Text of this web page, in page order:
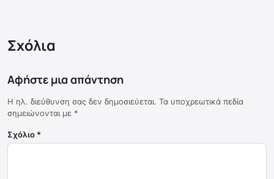
Σχόλια
Αφήστε μια απάντηση
Η ηλ. διεύθυνση σας δεν δημοσιεύεται. Τα υποχρεωτικά πεδία
σημειώνονται με *
Σχόλιο *